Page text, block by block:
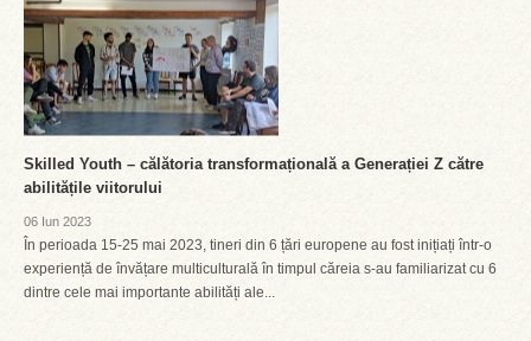
Skilled Youth – călătoria transformațională a Generației Z către
abilitățile viitorului
06 Iun 2023
În perioada 15-25 mai 2023, tineri din 6 țări europene au fost inițiați într-o
experiență de învățare multiculturală în timpul căreia s-au familiarizat cu 6
dintre cele mai importante abilități ale...